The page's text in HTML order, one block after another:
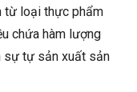
từ loại thực phẩm
chứa hàm lượng
sự tự sản xuất sản